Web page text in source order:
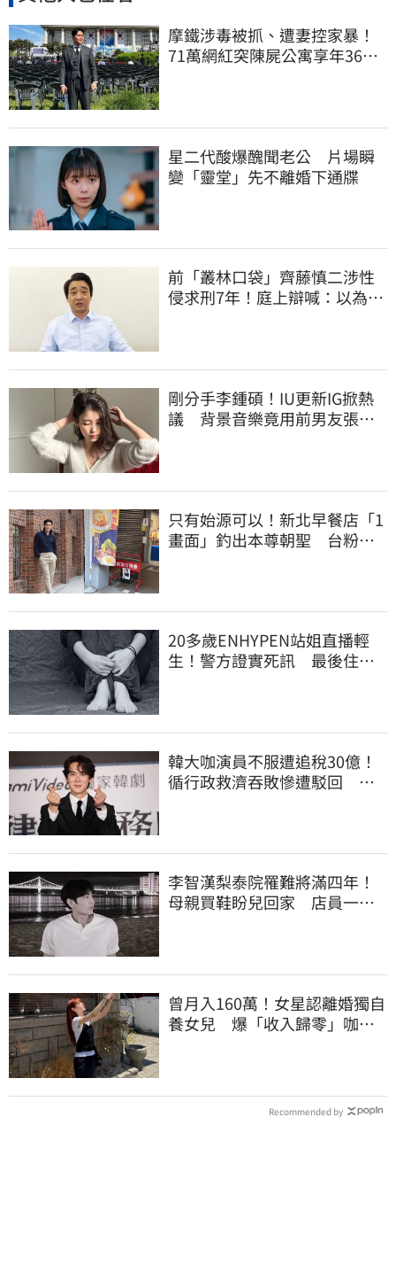
摩鐵涉毒被抓、遭妻控家暴！
71萬網紅突陳屍公寓享年36
星二代酸爆醜聞老公 片場瞬
變「靈堂」先不離婚下通牒
前「叢林口袋」齊藤慎二涉性
侵求刑7年！庭上辯喊：以為對
剛分手李鍾碩！IU更新IG掀熱
議 背景音樂竟用前男友張基
只有始源可以！新北早餐店「1
畫面」釣出本尊朝聖 台粉嚇
20多歲ENHYPEN站姐直播輕
生！警方證實死訊 最後住處
韓大咖演員不服遭追稅30億！
循行政救濟吞敗慘遭駁回 公
李智漢梨泰院罹難將滿四年！
母親買鞋盼兒回家 店員一句
曾月入160萬！女星認離婚獨自
養女兒 爆「收入歸零」咖啡
Recommended by